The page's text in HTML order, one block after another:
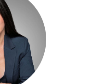
este artículo,
comunes que cometen
evitarlos. La
planificación; así que,
hacia tu inversión
leyendo.